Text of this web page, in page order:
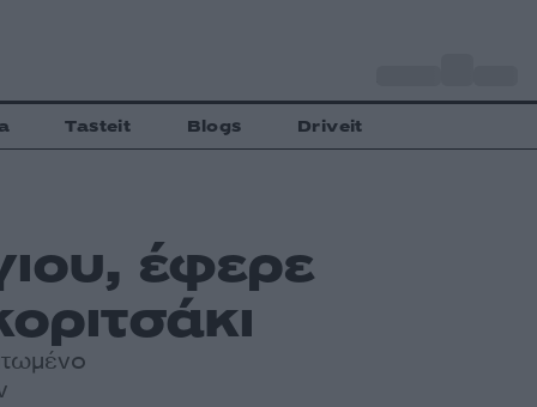
Tasteit Blogs Driveit
έφερε